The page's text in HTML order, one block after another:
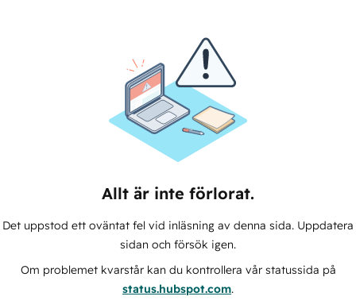
Allt är inte förlorat.
Det uppstod ett oväntat fel vid inläsning av denna sida. Uppdatera
sidan och försök igen.
Om problemet kvarstår kan du kontrollera vår statussida på
status.hubspot.com.